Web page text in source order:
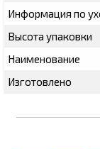
Информация по
Высота упаковки
Наименование
Изготовлено